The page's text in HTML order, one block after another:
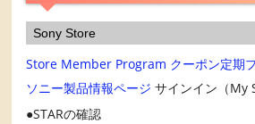
Sony Store
Store Member Program クーポン定期
ソニー製品情報ページ サインイン（My
STARの確認